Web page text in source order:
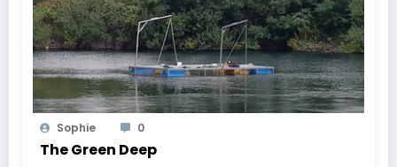
Sophie 0
The Green Deep